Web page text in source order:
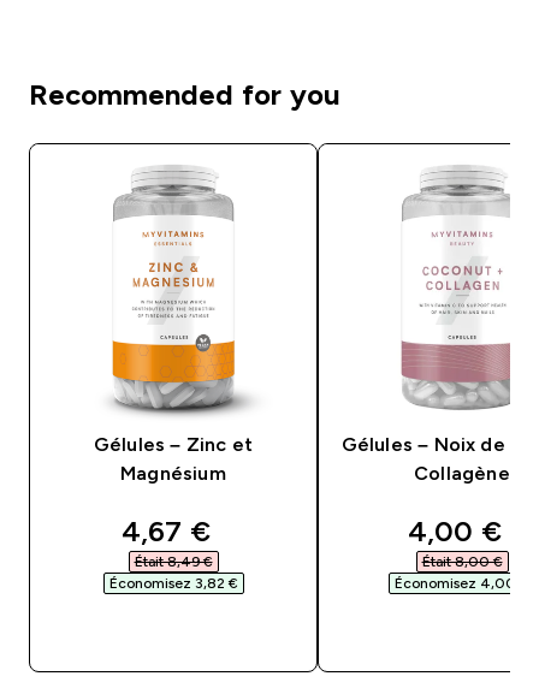
Recommended for you
Gélules – Zinc et
Magnésium
discounted price
4,67 €‎
Était 8,49 €‎
Économisez 3,82 €‎
Gélules – Noix de
Collagène
4,00 €‎
Était 8,00 €‎
Économisez 4,00 €‎